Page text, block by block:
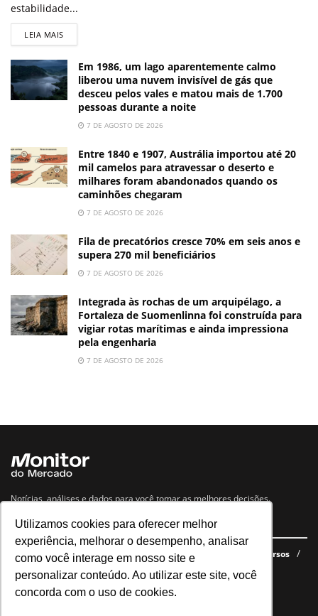
Utilizamos cookies para oferecer melhor
experiência, melhorar o desempenho, analisar
como você interage em nosso site e
personalizar conteúdo. Ao utilizar este site, você
concorda com o uso de cookies.
estabilidade...
LEIA MAIS
Em 1986, um lago aparentemente calmo
liberou uma nuvem invisível de gás que
desceu pelos vales e matou mais de 1.700
pessoas durante a noite
7 DE AGOSTO DE 2026
Entre 1840 e 1907, Austrália importou até 20
mil camelos para atravessar o deserto e
milhares foram abandonados quando os
caminhões chegaram
7 DE AGOSTO DE 2026
Fila de precatórios cresce 70% em seis anos e
supera 270 mil beneficiários
7 DE AGOSTO DE 2026
Integrada às rochas de um arquipélago, a
Fortaleza de Suomenlinna foi construída para
vigiar rotas marítimas e ainda impressiona
pela engenharia
7 DE AGOSTO DE 2026
Notícias, análises e dados para você tomar as melhores decisões.
Navegue no site
Últimas notícias Quem somos E-books gratuitos
Cursos
Política de privacidade